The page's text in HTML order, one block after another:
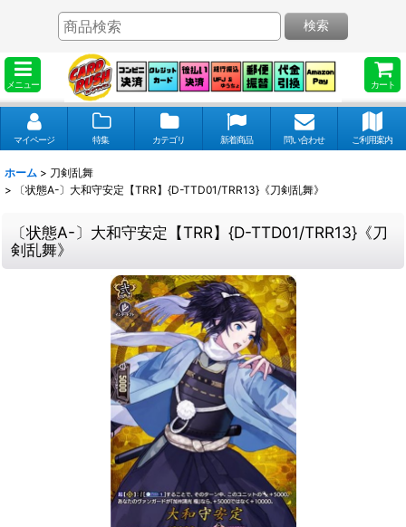
メニュー カート
検索
マイページ 特集 カテゴリ 新着商品 問い合わせ ご利用案内
ホーム > 刀剣乱舞
>
〔状態A-〕大和守安定【TRR】{D-TTD01/TRR13}《刀剣乱舞》
〔状態A-〕大和守安定【TRR】{D-TTD01/TRR13}《刀
剣乱舞》